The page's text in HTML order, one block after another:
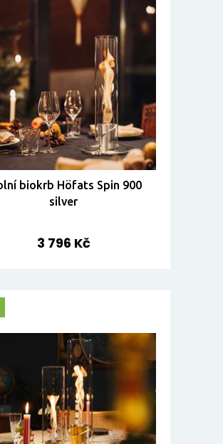
biokrb Höfats Spin 900
silver
3 796 Kč